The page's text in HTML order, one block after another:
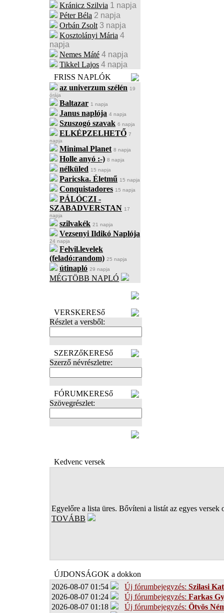
Kránicz Szilvia 1 napja
Péter Béla 2 napja
Orbán Zsolt 3 napja
Kosztolányi Mária 4
napja
Nemes Máté 4 napja
Tikkel Lajos 4 napja
FRISS NAPLÓK
az univerzum szélén 19
órája
Baltazar 1 napja
Janus naplója 4 napja
Szuszogó szavak 6 napja
ELKÉPZELHETŐ 7
napja
Minimal Planet 8 napja
Holle anyó :-) 8 napja
nélküled 15 napja
Paricska. Életmű 15 napja
Conquistadores 15 napja
PÁLÓCZI -
SZABADVERSTAN 17
napja
szilvakék 21 napja
Vezsenyi Ildikó Naplója
24 napja
Felvil.levelek
(feladó:random) 25 napja
útinapló 29 napja
MÉGTÖBB NAPLÓ
VERSKERESő
Részlet a versből:
SZERZőKERESő
Szerző névrészletre:
FÓRUMKERESő
Szövegrészlet:
Kedvenc versek
Egyelőre a lista üres. Bővíteni a listát az egyes versek
TOVÁBB
ÚJDONSÁGOK a dokkon
2026-08-07 01:54
Új fórumbejegyzés: Szilasi
2026-08-07 01:24
Új fórumbejegyzés: Farkas
2026-08-07 01:18
Új fórumbejegyzés: Ötvös